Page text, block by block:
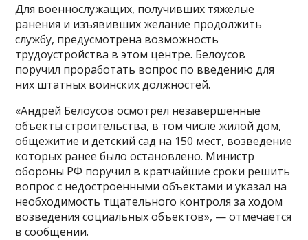
Для военнослужащих, получивших тяжелые
ранения и изъявивших желание продолжить
службу, предусмотрена возможность
трудоустройства в этом центре. Белоусов
поручил проработать вопрос по введению для
них штатных воинских должностей.
«Андрей Белоусов осмотрел незавершенные
объекты строительства, в том числе жилой дом,
общежитие и детский сад на 150 мест, возведение
которых ранее было остановлено. Министр
обороны РФ поручил в кратчайшие сроки решить
вопрос с недостроенными объектами и указал на
необходимость тщательного контроля за ходом
возведения социальных объектов», — отмечается
в сообщении.